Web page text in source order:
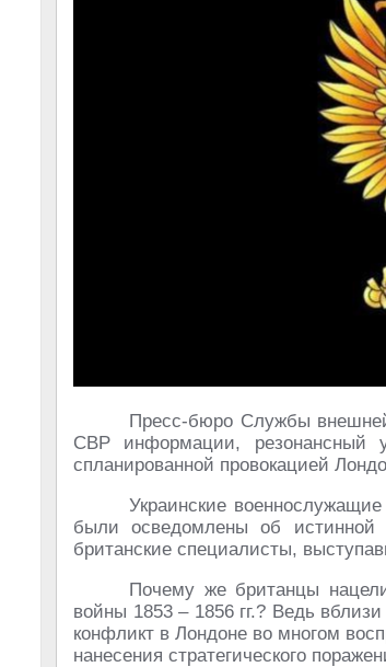
Пресс-бюро Службы
СВР информации, резонансный
спланированной провокацией
Украинские
были осведомлены об истинной
британские специалисты,
Почему же британцы
войны 1853 – 1856 гг.? Ведь
конфликт в Лондоне во многом
нанесения стратегического